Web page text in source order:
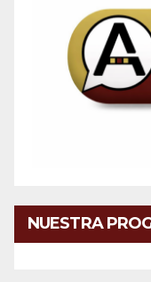
NUESTRA